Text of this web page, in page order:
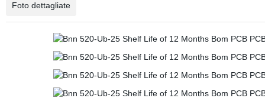
Foto dettagliate